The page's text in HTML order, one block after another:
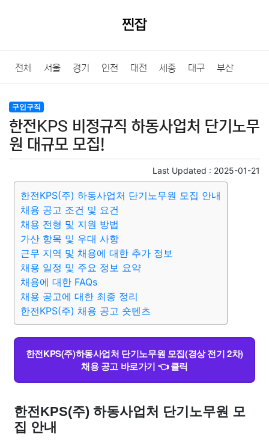
찐잡
전체 서울 경기 인천 대전 세종 대구 부산
울산
전남 제주
구인구직
한전KPS 비정규직 하동사업처 단기노무
원 대규모 모집!
Last Updated : 2025-01-21
한전KPS(주) 하동사업처 단기노무원 모집 안내
채용 공고 조건 및 요건
채용 전형 및 지원 방법
가산 항목 및 우대 사항
근무 지역 및 채용에 대한 추가 정보
채용 일정 및 주요 정보 요약
채용에 대한 FAQs
채용 공고에 대한 최종 정리
한전KPS(주) 채용 공고 숏텐츠
한전KPS(주)하동사업처 단기노무원 모집(경상 전기 2차)
채용 공고 바로가기 👈 클릭
한전KPS(주) 하동사업처 단기노무원 모
집 안내